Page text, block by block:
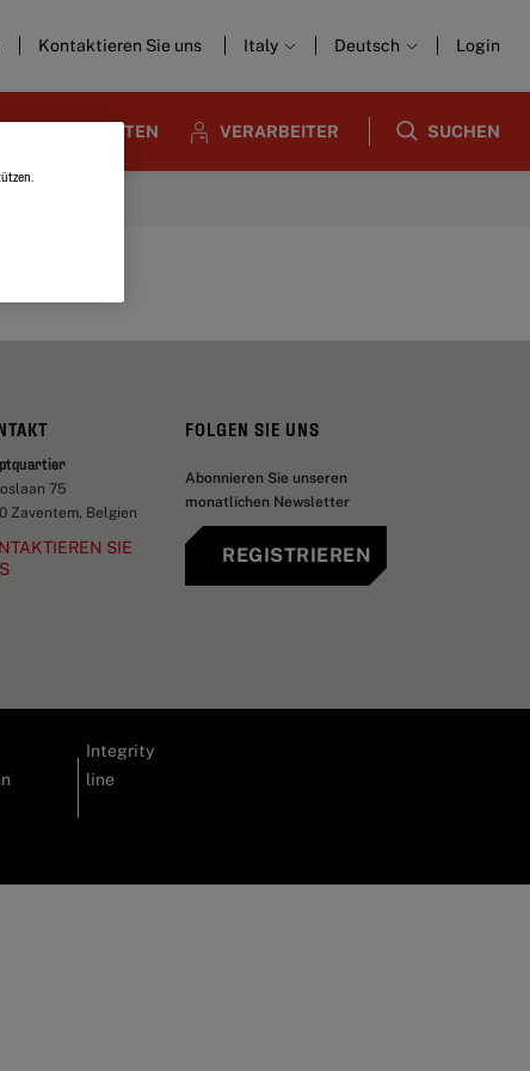
Kontaktieren Sie uns Italy Deutsch Login
ARCHITEKTEN VERARBEITER SUCHEN
75
Zaventem, Belgien
SIE
FOLGEN SIE UNS
Abonnieren Sie unseren
monatlichen Newsletter
REGISTRIEREN
Integrity
line